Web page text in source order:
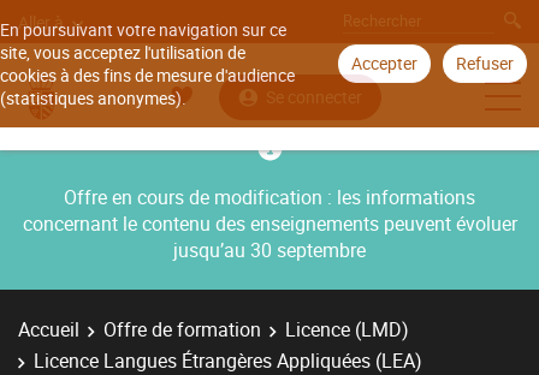
En poursuivant votre navigation sur ce
site, vous acceptez l'utilisation de
cookies à des fins de mesure d'audience
(statistiques anonymes).
Accepter Refuser
Aller à
Se connecter
Offre en cours de modification : les informations
concernant le contenu des enseignements peuvent évoluer
jusqu’au 30 septembre
Accueil Offre de formation
Licence (LMD)
Licence Langues Étrangères Appliquées (LEA)